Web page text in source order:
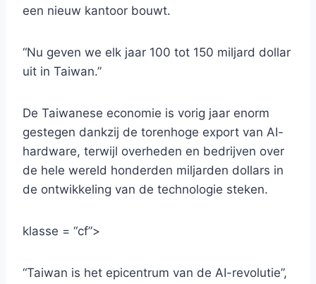
een nieuw kantoor bouwt.
“Nu geven we elk jaar 100 tot 150 miljard dollar
uit in Taiwan.”
De Taiwanese economie is vorig jaar enorm
gestegen dankzij de torenhoge export van AI-
hardware, terwijl overheden en bedrijven over
de hele wereld honderden miljarden dollars in
de ontwikkeling van de technologie steken.
klasse = “cf”>
“Taiwan is het epicentrum van de AI-revolutie”,